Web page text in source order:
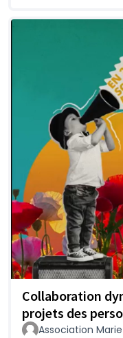
Collaboration
projets des
Association